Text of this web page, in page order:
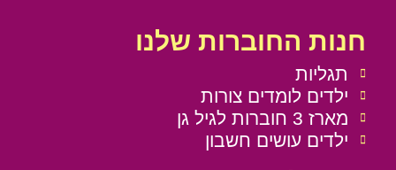
חנות החוברות שלנו
תגליות
ילדים לומדים צורות
מארז 3 חוברות לגיל גן
ילדים עושים חשבון